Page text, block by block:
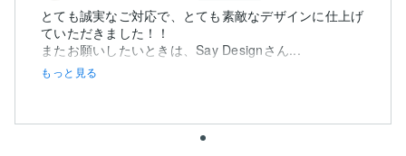
とても誠実なご対応で、とても素敵なデザインに仕上げ
ていただきました！！
またお願いしたいときは、Say Designさん...
もっと見る